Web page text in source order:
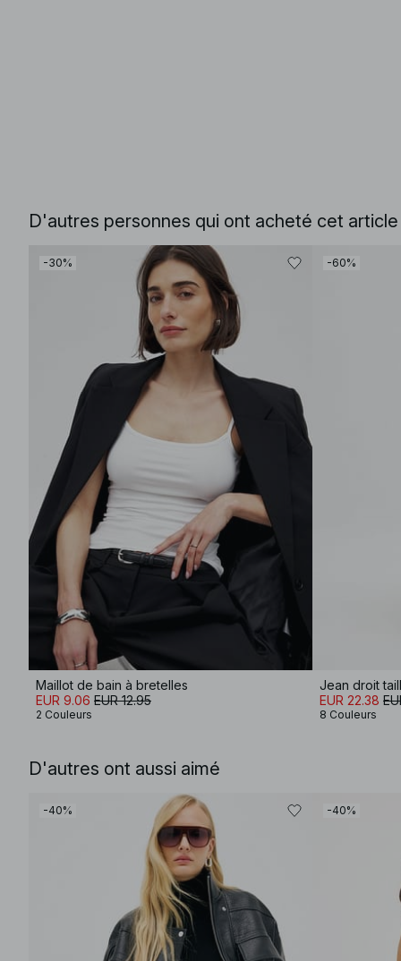
D'autres personnes qui ont acheté cet
-30%
Maillot de bain à bretelles
EUR 9.06 EUR 12.95
2 Couleurs
-60%
Jean droit
EUR 22.38
8 Couleurs
D'autres ont aussi aimé
-40% -40%